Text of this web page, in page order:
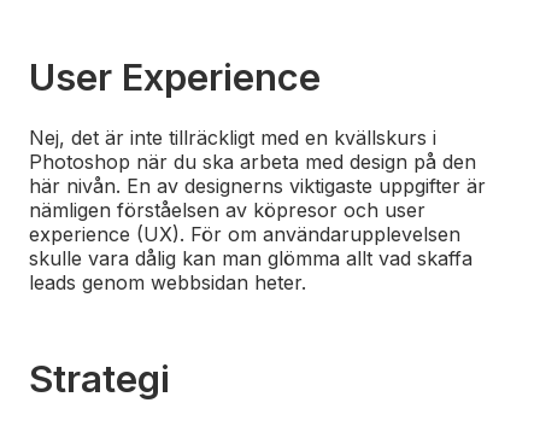
User Experience
Nej, det är inte tillräckligt med en kvällskurs i
Photoshop när du ska arbeta med design på den
här nivån. En av designerns viktigaste uppgifter är
nämligen förståelsen av köpresor och user
experience (UX). För om användarupplevelsen
skulle vara dålig kan man glömma allt vad skaffa
leads genom webbsidan heter.
Strategi